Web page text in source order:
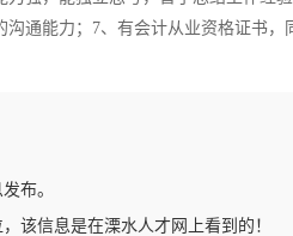
沟通能力；7、有会计从业资格证书，
布。
该信息是在溧水人才网上看到的！